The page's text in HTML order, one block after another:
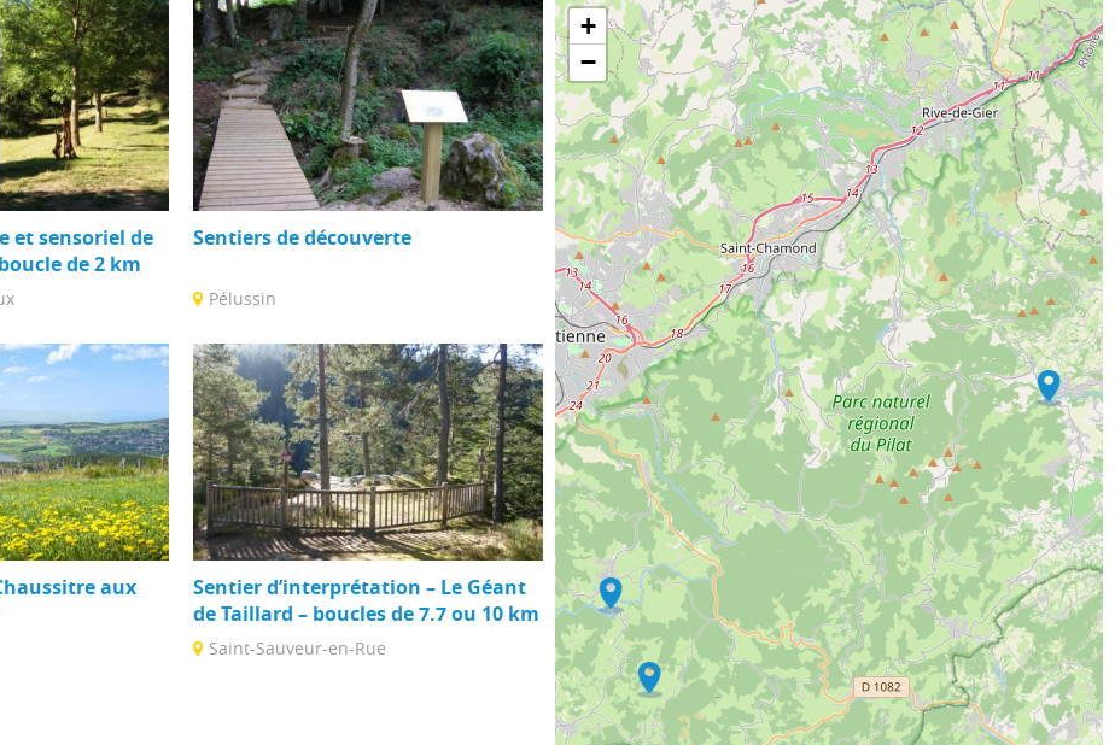
et sensoriel de
de 2 km
et ludiques qui
la ...
Sentiers de découverte
Pélussin
famille ? Téléchargez la plaquette de nos
sentiers ...
aux
Sentier d’interprétation – Le Géant
de Taillard – boucles de 7.7 ou 10 km
Saint-Sauveur-en-Rue
+
−